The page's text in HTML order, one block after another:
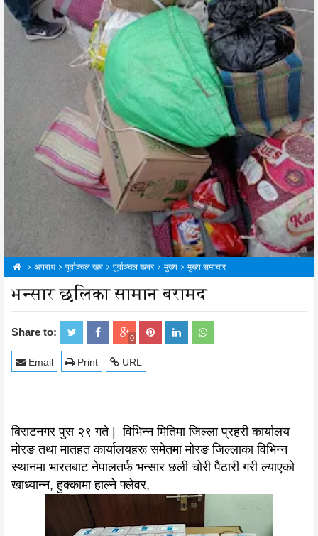
अपराध पूर्वाञ्चल खब पूर्वाञ्चल खबर मुख्य मुख्य समाचार
भन्सार छलिका सामान बरामद
Share to: 0
URL
Print
Email
बिराटनगर पुस २९ गते | विभिन्न मितिमा जिल्ला प्रहरी कार्यालय
मोरङ तथा मातहत कार्यालयहरू समेतमा मोरङ जिल्लाका विभिन्न
स्थानमा भारतबाट नेपालतर्फ भन्सार छली चोरी पैठारी गरी ल्याएको
खाध्यान्न, हुक्कामा हाल्ने फ्लेवर,